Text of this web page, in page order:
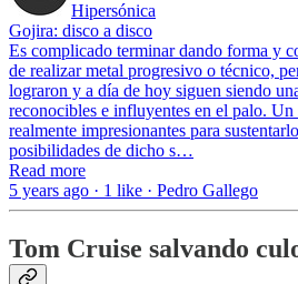
Hipersónica
Gojira: disco a disco
Es complicado terminar dando forma y
de realizar metal progresivo o técnico,
lograron y a día de hoy siguen siendo
reconocibles e influyentes en el palo.
realmente impresionantes para
posibilidades de dicho s…
Read more
5 years ago · 1 like · Pedro Gallego
Tom Cruise salvando